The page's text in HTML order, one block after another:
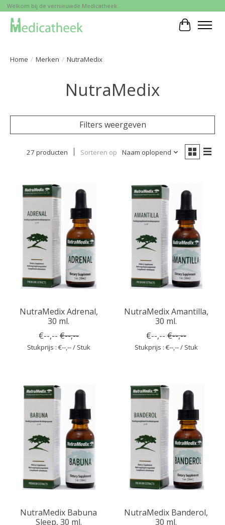
Welkom bij de vernieuwde Medicatheek
Home / Merken / NutraMedix
NutraMedix
Filters weergeven
27 producten Sorteren op Naam oplopend
NutraMedix Adrenal,
30 ml.
€--,-- €--,--
Stukprijs : €--,-- / Stuk
NutraMedix Amantilla,
30 ml.
€--,-- €--,--
Stukprijs : €--,-- / Stuk
NutraMedix Babuna
Sleep, 30 ml.
NutraMedix Banderol,
30 ml.